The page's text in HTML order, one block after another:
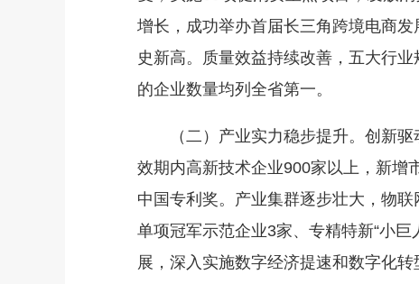
增长，成功举办首届长三角跨境电商
史新高。质量效益持续改善，五大行
的企业数量均列全省第一。
（二）产业实力稳步提升。创新驱
效期内高新技术企业900家以上，新增
中国专利奖。产业集群逐步壮大，物
单项冠军示范企业3家、专精特新“小
展，深入实施数字经济提速和数字化